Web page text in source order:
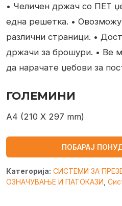
• Челичен држач со ПЕТ
една решетка. •
различни страници. •
држачи за брошури. • Ве
да нарачате џебови за
ГОЛЕМИНИ
A4 (210 X 297 mm)
ПОБАРАЈ
Категорија: СИСТЕМИ ЗА
ОЗНАЧУВАЊЕ И ПАТОКАЗИ